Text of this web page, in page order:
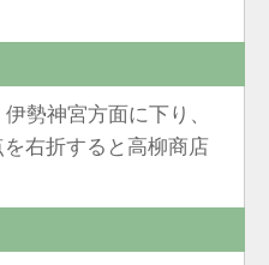
勢神宮方面に下り、
を右折すると高柳商店